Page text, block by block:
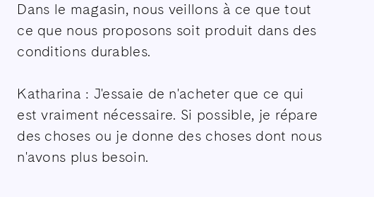
Dans le magasin, nous veillons à ce que tout
ce que nous proposons soit produit dans des
conditions durables.
Katharina : J'essaie de n'acheter que ce qui
est vraiment nécessaire. Si possible, je répare
des choses ou je donne des choses dont nous
n'avons plus besoin.